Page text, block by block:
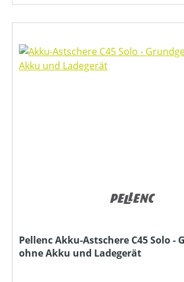
Pellenc Akku-Astschere C45 Solo -
ohne Akku und Ladegerät